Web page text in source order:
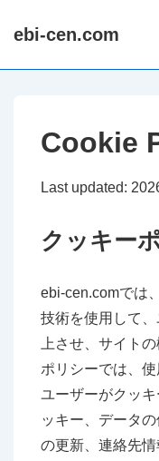
Skipebi-cen.com
Cookie
Last updated:
クッキー
ebi-cen.comでは
技術を使用して
上させ、サイト
ポリシーでは、
ユーザーがクッ
ッキー、データ
の更新、連絡先情